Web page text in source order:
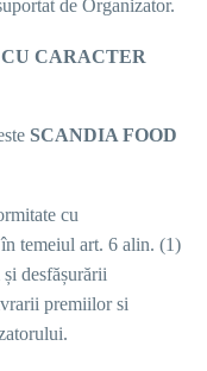
de Organizator.
CARACTER
SCANDIA FOOD
cu
temeiul art. 6 alin. (1)
desfășurării
premiilor si